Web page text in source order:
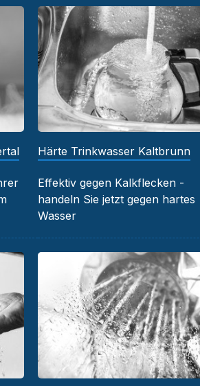
Härte Trinkwasser Kaltbrunn
Effektiv gegen Kalkflecken -
handeln Sie jetzt gegen hartes
Wasser